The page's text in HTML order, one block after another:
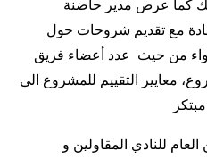
كما عرض مدير حاضنة
مع تقديم شروحات حول
من حيث عدد أعضاء فريق
معايير التقييم للمشروع الى